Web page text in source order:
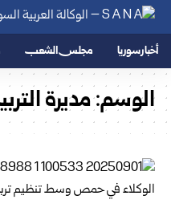
أخبار سوريا مجلس الشعب
الوسم:مديرة